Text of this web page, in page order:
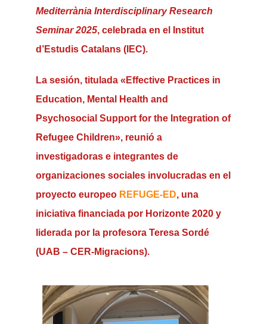
Mediterrània Interdisciplinary Research
Seminar 2025, celebrada en el
Institut
d’Estudis Catalans (IEC).
La sesión, titulada «Effective Practices in
Education, Mental Health and
Psychosocial Support for the Integration of
Refugee Children», reunió a
investigadoras e integrantes de
organizaciones sociales involucradas en el
proyecto europeo REFUGE-ED, una
iniciativa financiada por Horizonte 2020 y
liderada por la profesora Teresa Sordé
(UAB – CER-Migracions).